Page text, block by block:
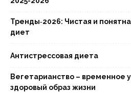
Тренды‑2026: Чистая и
диет
Антистрессовая диета
Вегетарианство – временное
здоровый образ жизни